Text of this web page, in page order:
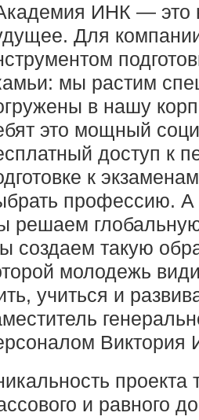
ИНК — это
Для
мы растим
в нашу
это мощный
доступ к
к
профессию. А
решаем
создаем такую
молодежь
учиться и
Виктория
проекта
и равного